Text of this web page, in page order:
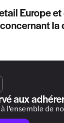
Europe
aux
l’ensemble de